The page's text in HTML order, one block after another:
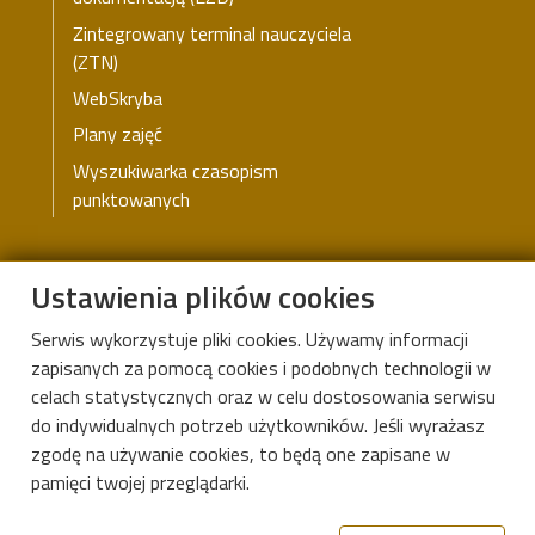
Chrobrego w Piotrkowie Trybunalskim)
edycja I (2009) – Artur Kasprzak(I LO w Łodzi)
Instytut Matematyki Politechniki Łódzkiej
Aleje Politechniki 8, 93-590 Łódź
Kampus B, budynek B9
ul. Żeromskiego 116, 90-924 Łódź
Zintegrowany terminal nauczyciela
(ZTN)
WebSkryba
Plany zajęć
Wyszukiwarka czasopism
punktowanych
Ustawienia plików cookies
Serwis wykorzystuje pliki cookies. Używamy informacji
zapisanych za pomocą cookies i podobnych technologii w
celach statystycznych oraz w celu dostosowania serwisu
do indywidualnych potrzeb użytkowników. Jeśli wyrażasz
zgodę na używanie cookies, to będą one zapisane w
pamięci twojej przeglądarki.